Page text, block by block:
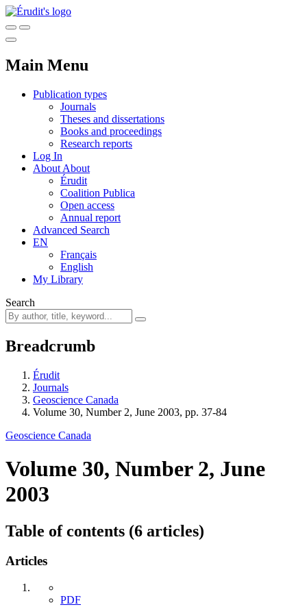
Main Menu
Publication types
Journals
Theses and dissertations
Books and proceedings
Research reports
Log In
About About
Érudit
Coalition Publica
Open access
Annual report
Advanced Search
EN
Français
English
My Library
Search
Breadcrumb
Érudit
Journals
Geoscience Canada
Volume 30, Number 2, June 2003, pp. 37-84
Geoscience Canada
Volume 30, Number 2, June
2003
Table of contents (6 articles)
Articles
PDF